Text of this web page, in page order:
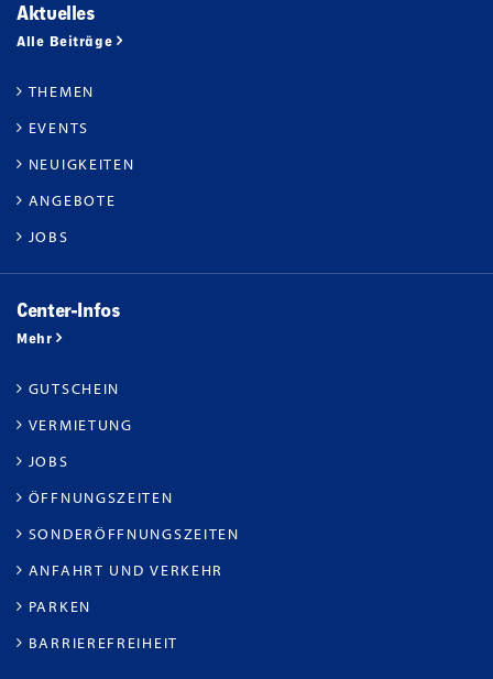
Aktuelles
Alle Beiträge
THEMEN
EVENTS
NEUIGKEITEN
ANGEBOTE
JOBS
Center-Infos
Mehr
GUTSCHEIN
VERMIETUNG
JOBS
ÖFFNUNGSZEITEN
SONDERÖFFNUNGSZEITEN
ANFAHRT UND VERKEHR
PARKEN
BARRIEREFREIHEIT